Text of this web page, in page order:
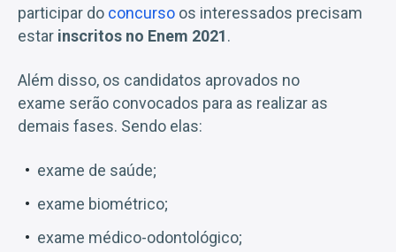
participar do concurso os interessados precisam
estar inscritos no Enem 2021.
Além disso, os candidatos aprovados no
exame serão convocados para as realizar as
demais fases. Sendo elas:
exame de saúde;
exame biométrico;
exame médico-odontológico;